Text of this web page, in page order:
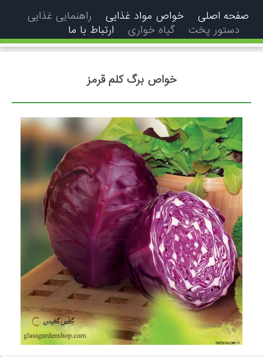
صفحه اصلی خواص مواد غذایی
راهنمایی غذایی
دستور پخت
گیاه خواری ارتباط با ما
خواص برگ کلم قرمز